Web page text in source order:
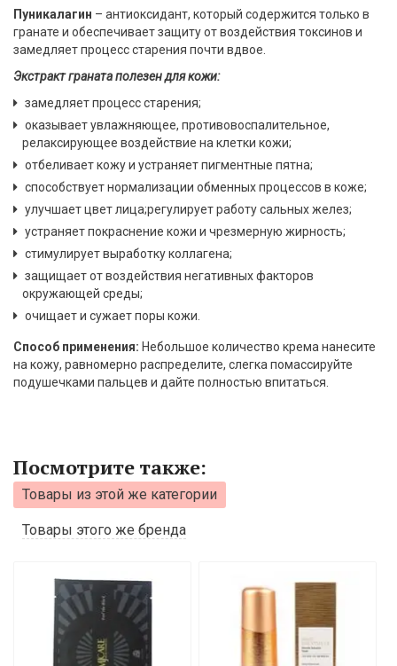
Пуникалагин – антиоксидант, который содержится только в
гранате и обеспечивает защиту от воздействия токсинов и
замедляет процесс старения почти вдвое.
Экстракт граната полезен для кожи:
замедляет процесс старения;
оказывает увлажняющее, противовоспалительное,
релаксирующее воздействие на клетки кожи;
отбеливает кожу и устраняет пигментные пятна;
способствует нормализации обменных процессов в коже;
улучшает цвет лица;регулирует работу сальных желез;
устраняет покраснение кожи и чрезмерную жирность;
стимулирует выработку коллагена;
защищает от воздействия негативных факторов
окружающей среды;
очищает и сужает поры кожи.
Способ применения: Небольшое количество крема нанесите
на кожу, равномерно распределите, слегка помассируйте
подушечками пальцев и дайте полностью впитаться.
Посмотрите также:
Товары из этой же категории
Товары этого же бренда